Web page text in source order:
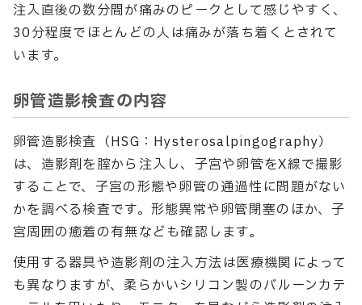
注入直後の数分間が痛みのピークとして感じやすく、
30分程度でほとんどの人は痛みが落ち着くとされて
います。
卵管造影検査の内容
卵管造影検査（HSG：Hysterosalpingography）
は、造影剤を腟から注入し、子宮や卵管をX線で撮影
することで、子宮の形態や卵管の通過性に問題がない
かを調べる検査です。形態異常や卵管閉塞のほか、子
宮周囲の癒着の有無なども確認します。
使用する器具や造影剤の注入方法は医療機関によって
も異なりますが、柔らかいシリコン製のバルーンカテ